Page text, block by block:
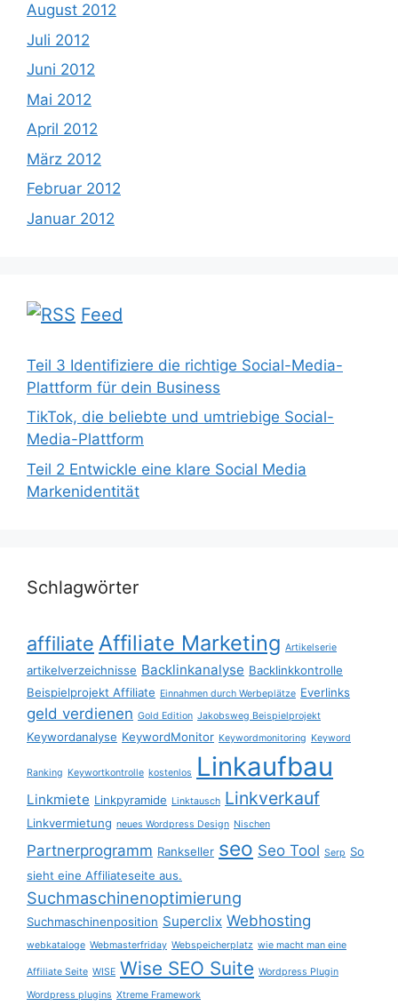
August 2012
Juli 2012
Juni 2012
Mai 2012
April 2012
März 2012
Februar 2012
Januar 2012
Feed
Teil 3 Identifiziere die richtige Social-Media-
Plattform für dein Business
TikTok, die beliebte und umtriebige Social-
Media-Plattform
Teil 2 Entwickle eine klare Social Media
Markenidentität
Schlagwörter
affiliate Affiliate Marketing Artikelserie
artikelverzeichnisse Backlinkanalyse Backlinkkontrolle
Beispielprojekt Affiliate Einnahmen durch Werbeplätze Everlinks
geld verdienen Gold Edition Jakobsweg Beispielprojekt
Keywordanalyse KeywordMonitor Keywordmonitoring Keyword
Ranking Keywortkontrolle kostenlos Linkaufbau
Linkmiete Linkpyramide Linktausch Linkverkauf
Linkvermietung neues Wordpress Design Nischen
Partnerprogramm Rankseller seo Seo Tool Serp So
sieht eine Affiliateseite aus.
Suchmaschinenoptimierung
Suchmaschinenposition Superclix Webhosting
webkataloge Webmasterfriday Webspeicherplatz wie macht man eine
Affiliate Seite WISE Wise SEO Suite Wordpress Plugin
Wordpress plugins Xtreme Framework